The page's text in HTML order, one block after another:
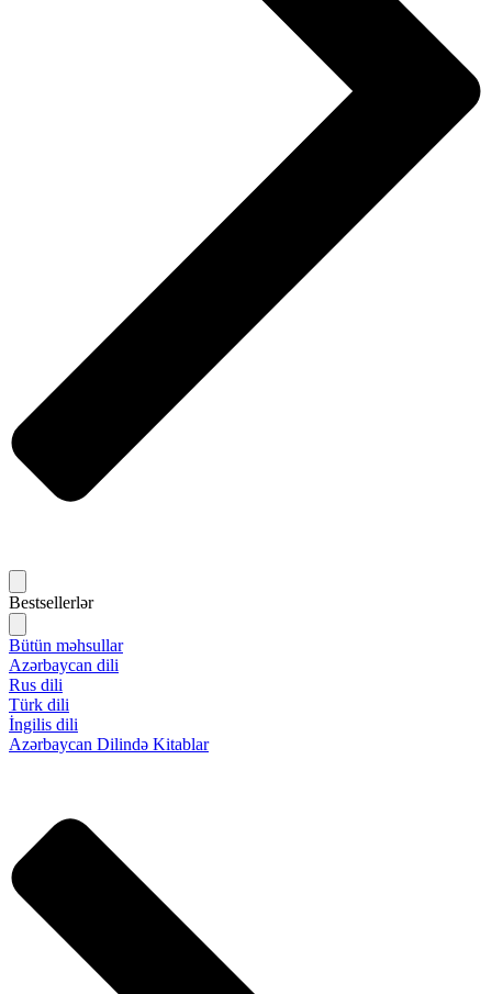
Bestsellerlər
Bütün məhsullar
Azərbaycan dili
Rus dili
Türk dili
İngilis dili
Azərbaycan Dilində Kitablar